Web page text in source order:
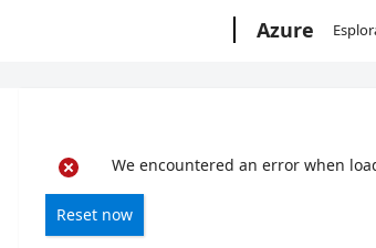
Azure
We encountered an error when
Reset now